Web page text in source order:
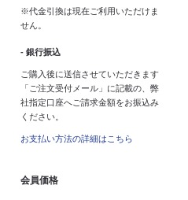
※代金引換は現在ご利用いただけま
せん。
- 銀行振込
ご購入後に送信させていただきます
「ご注文受付メール」に記載の、弊
社指定口座へご請求金額をお振込み
ください。
お支払い方法の詳細はこちら
会員価格